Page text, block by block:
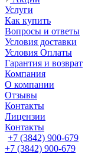
Услуги
Как купить
Вопросы и ответы
Условия доставки
Условия Оплаты
Гарантия и возврат
Компания
О компании
Отзывы
Контакты
Лицензии
Контакты
+7 (3842) 900-679
+7 (3842) 900-679